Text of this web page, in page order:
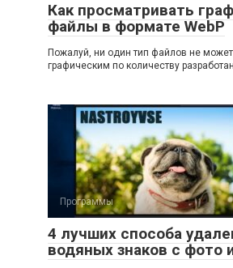
Как просматривать
файлы в формате WebP
Пожалуй, ни один тип файлов не
графическим по количеству
Программы
4 лучших способа
водяных знаков с фото